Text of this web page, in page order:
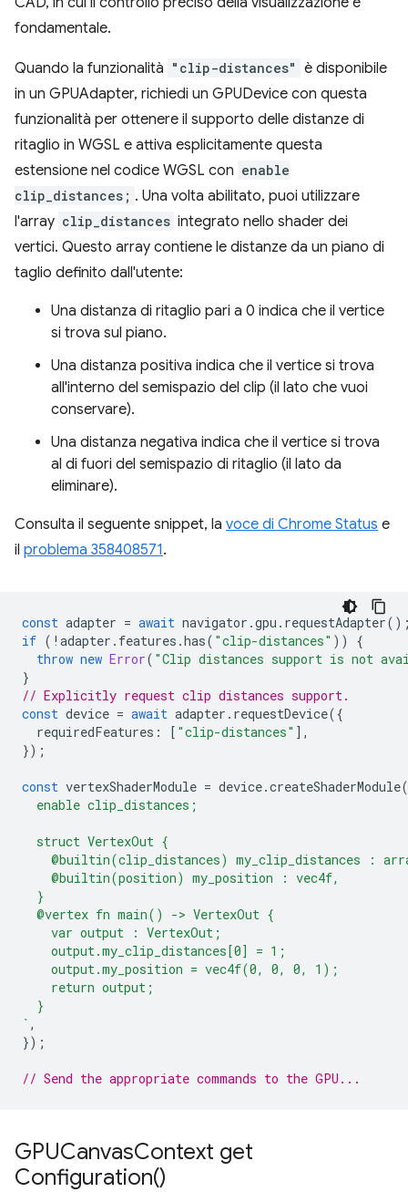
fondamentale.
Quando la funzionalità "clip-distances" è disponibile
in un GPUAdapter, richiedi un GPUDevice con questa
funzionalità per ottenere il supporto delle distanze di
ritaglio in WGSL e attiva esplicitamente questa
estensione nel codice WGSL con enable
clip_distances; . Una volta abilitato, puoi utilizzare
l'array clip_distances integrato nello shader dei
vertici. Questo array contiene le distanze da un piano di
taglio definito dall'utente:
Una distanza di ritaglio pari a 0 indica che il vertice
si trova sul piano.
Una distanza positiva indica che il vertice si trova
all'interno del semispazio del clip (il lato che vuoi
conservare).
Una distanza negativa indica che il vertice si trova
al di fuori del semispazio di ritaglio (il lato da
eliminare).
Consulta il seguente snippet, la voce di Chrome Status e
il problema 358408571.
const adapter = await navigator .gpu . requestAdapter
if ( ! adapter . features .has( "clip-distances" ))
{
throw new Error( "Clip distances support is not
}
// Explicitly request clip distances support.
const device = await adapter . requestDevice({
requiredFeatures : [ "clip-distances" ],
});
const vertexShaderModule = device.createShaderModule
  enable clip_distances;
  struct VertexOut {
@builtin(clip_distances) my_clip_distances :
    @builtin(position) my_position : vec4f,
  }
  @vertex fn main() -> VertexOut {
    var output : VertexOut;
    output.my_clip_distances[0] = 1;
    output.my_position = vec4f(0, 0, 0, 1);
    return output;
  }
` ,
});
// Send the appropriate commands to the GPU...
GPUCanvasContext get
Configuration()